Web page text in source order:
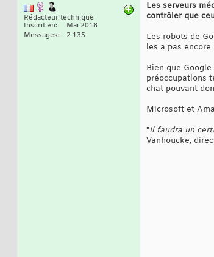
Rédacteur technique
Inscrit en
Mai 2018
Messages
2 135
Les serveurs
contrôler que
Les robots de
les a pas
Bien que
préoccupations
chat pouvant
Microsoft et
"Il faudra un
Vanhoucke,